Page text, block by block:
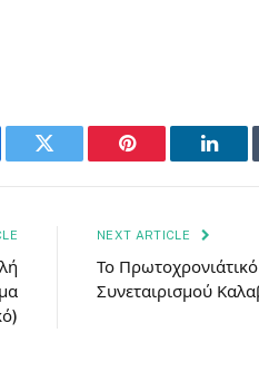
Twitter Pinterest
NEXT ARTICLE
Το
Συνεταιρισμού